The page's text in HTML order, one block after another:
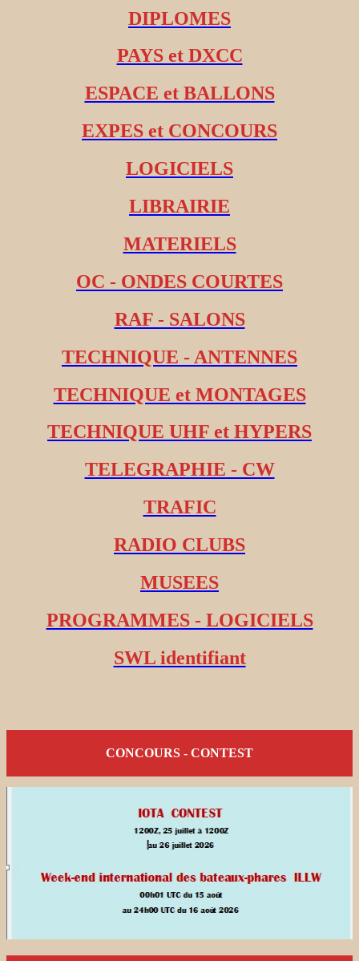
DIPLOMES
PAYS et DXCC
ESPACE et BALLONS
EXPES et CONCOURS
LOGICIELS
LIBRAIRIE
MATERIELS
OC - ONDES COURTES
RAF - SALONS
TECHNIQUE - ANTENNES
TECHNIQUE et MONTAGES
TECHNIQUE UHF et HYPERS
TELEGRAPHIE - CW
TRAFIC
RADIO CLUBS
MUSEES
PROGRAMMES - LOGICIELS
SWL identifiant
CONCOURS - CONTEST